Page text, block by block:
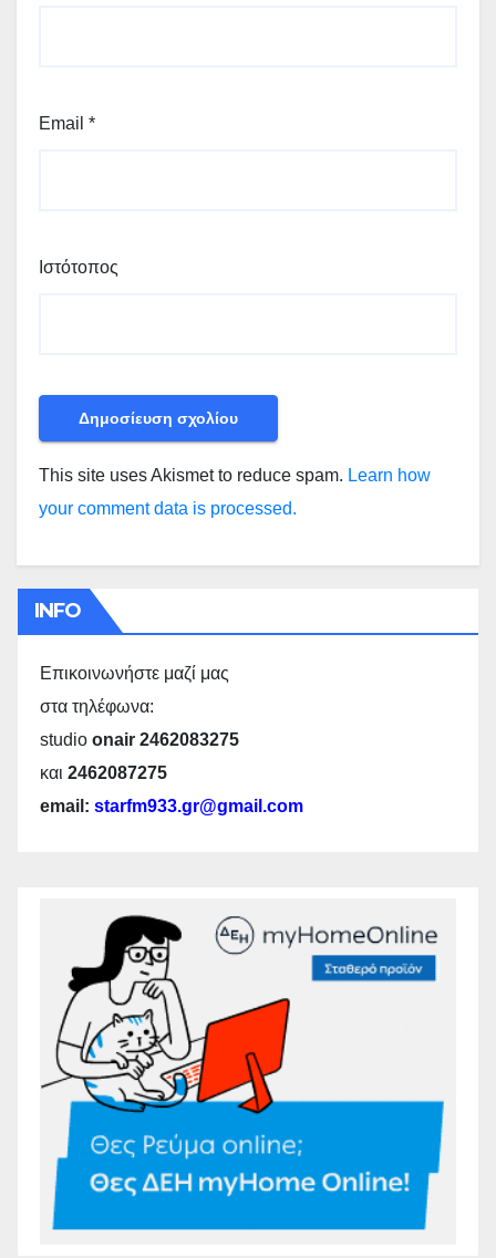
Email *
Ιστότοπος
This site uses Akismet to reduce spam. Learn how
your comment data is processed.
INFO
Επικοινωνήστε μαζί μας
στα τηλέφωνα:
studio onair 2462083275
και 2462087275
email: starfm933.gr@gmail.com